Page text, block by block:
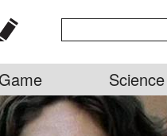
Game Science